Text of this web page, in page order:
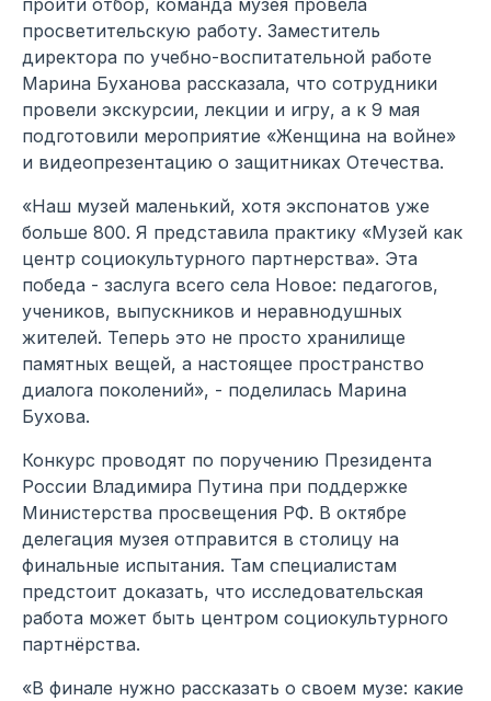
пройти отбор, команда музея провела
просветительскую работу. Заместитель
директора по учебно-воспитательной работе
Марина Буханова рассказала, что сотрудники
провели экскурсии, лекции и игру, а к 9 мая
подготовили мероприятие «Женщина на войне»
и видеопрезентацию о защитниках Отечества.
«Наш музей маленький, хотя экспонатов уже
больше 800. Я представила практику «Музей как
центр социокультурного партнерства». Эта
победа - заслуга всего села Новое: педагогов,
учеников, выпускников и неравнодушных
жителей. Теперь это не просто хранилище
памятных вещей, а настоящее пространство
диалога поколений», - поделилась Марина
Бухова.
Конкурс проводят по поручению Президента
России Владимира Путина при поддержке
Министерства просвещения РФ. В октябре
делегация музея отправится в столицу на
финальные испытания. Там специалистам
предстоит доказать, что исследовательская
работа может быть центром социокультурного
партнёрства.
«В финале нужно рассказать о своем музе: какие